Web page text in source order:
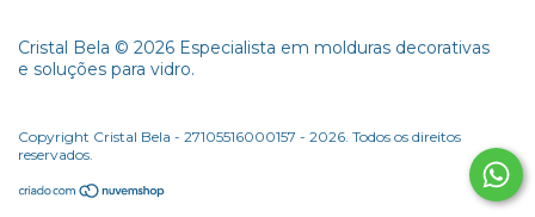
Cristal Bela ©️ 2026 Especialista em molduras decorativas
e soluções para vidro.
Copyright Cristal Bela - 27105516000157 - 2026. Todos os direitos
reservados.